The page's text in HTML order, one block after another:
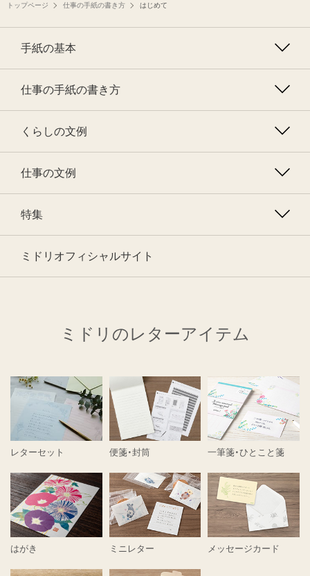
トップページ 仕事の手紙の書き方 はじめて
手紙の基本
仕事の手紙の書き方
くらしの文例
仕事の文例
特集
ミドリオフィシャルサイト
ミドリのレターアイテム
レターセット 便箋・封筒 一筆箋・ひとこと箋
はがき ミニレター メッセージカード